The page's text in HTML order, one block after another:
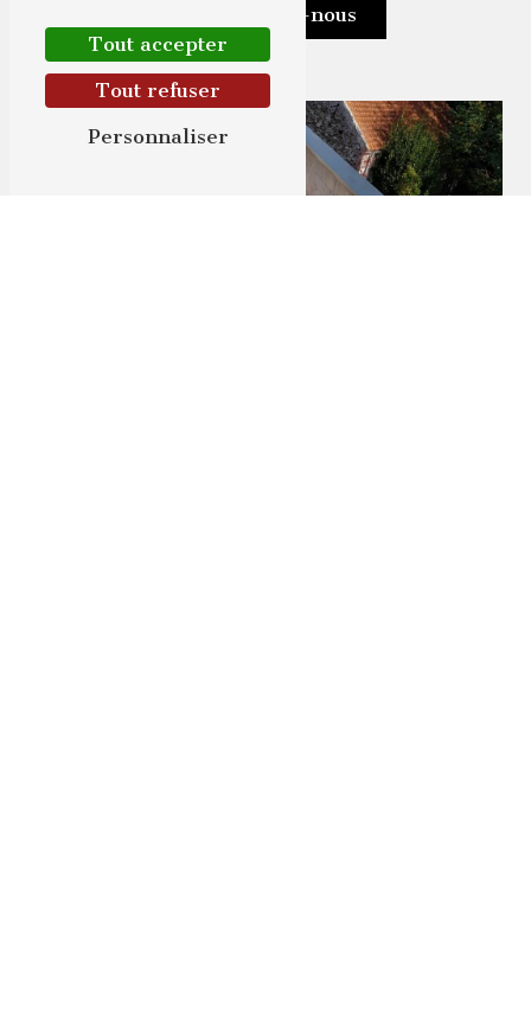
Contactez-nous
Tout accepter
Tout refuser
Personnaliser